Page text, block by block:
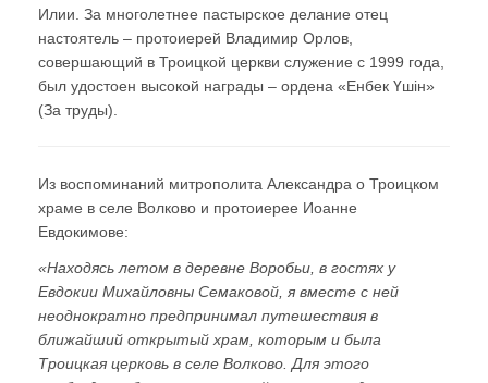
Илии. За многолетнее пастырское делание отец
настоятель – протоиерей Владимир Орлов,
совершающий в Троицкой церкви служение с 1999 года,
был удостоен высокой награды – ордена «Енбек Үшiн»
(За труды).
Из воспоминаний митрополита Александра о Троицком
храме в селе Волково и протоиерее Иоанне
Евдокимове:
«Находясь летом в деревне Воробьи, в гостях у
Евдокии Михайловны Семаковой, я вместе с ней
неоднократно предпринимал путешествия в
ближайший открытый храм, которым и была
Троицкая церковь в селе Волково. Для этого